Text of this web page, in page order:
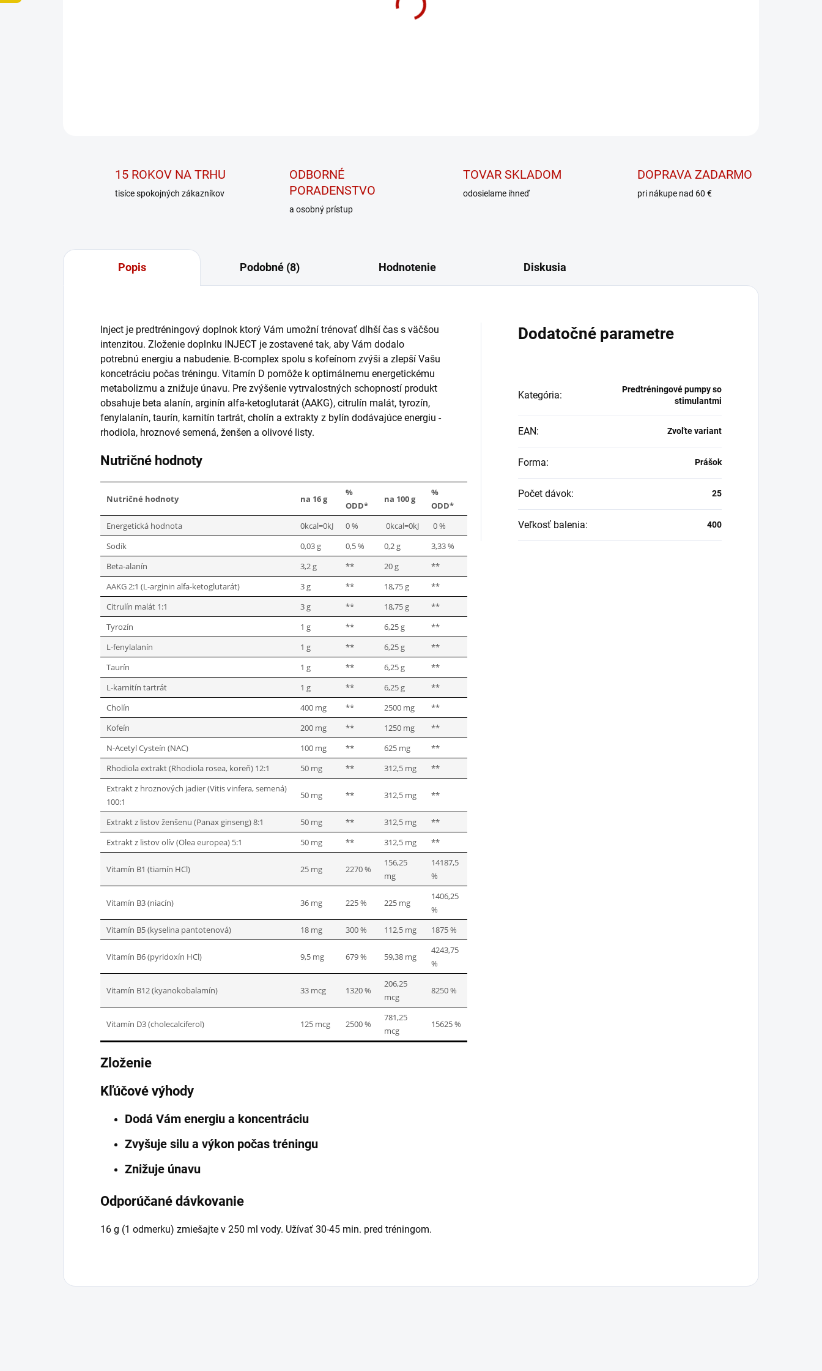
15 ROKOV NA TRHU
tisíce spokojných zákazníkov
ODBORNÉ
PORADENSTVO
a osobný prístup
TOVAR SKLADOM
odosielame ihneď
DOPRAVA ZADARMO
pri nákupe nad 60 €
Popis Podobné (8) Hodnotenie Diskusia
Inject je predtréningový doplnok ktorý Vám umožní trénovať dlhší čas s väčšou
intenzitou. Zloženie doplnku INJECT je zostavené tak, aby Vám dodalo
potrebnú energiu a nabudenie. B-complex spolu s kofeínom zvýši a zlepší Vašu
koncetráciu počas tréningu. Vitamín D pomôže k optimálnemu energetickému
metabolizmu a znižuje únavu. Pre zvýšenie vytrvalostných schopností produkt
obsahuje beta alanín, arginín alfa-ketoglutarát (AAKG), citrulín malát, tyrozín,
fenylalanín, taurín, karnitín tartrát, cholín a extrakty z bylín dodávajúce energiu -
rhodiola, hroznové semená, ženšen a olivové listy.
Nutričné hodnoty
Nutričné hodnoty na 16 g
%
ODD*
na 100 g
%
ODD*
Energetická hodnota
0kcal=0kJ 0 % 0kcal=0kJ
0 %
Sodík
0,03 g 0,5 % 0,2 g
3,33 %
Beta-alanín
3,2 g ** 20 g
**
AAKG 2:1 (L-arginin alfa-ketoglutarát)
3 g ** 18,75 g
**
Citrulín malát 1:1
3 g ** 18,75 g
**
Tyrozín
1 g ** 6,25 g
**
L-fenylalanín
1 g ** 6,25 g
**
Taurín
1 g ** 6,25 g
**
L-karnitín tartrát
1 g ** 6,25 g
**
Cholín
400 mg ** 2500 mg
**
Kofeín
200 mg ** 1250 mg
**
N-Acetyl Cysteín (NAC)
100 mg ** 625 mg
**
Rhodiola extrakt (Rhodiola rosea, koreň) 12:1
50 mg ** 312,5 mg
**
Extrakt z hroznových jadier (Vitis vinfera, semená)
100:1
50 mg ** 312,5 mg **
Extrakt z listov ženšenu (Panax ginseng) 8:1 50 mg ** 312,5 mg
**
Extrakt z listov olív (Olea europea) 5:1
50 mg ** 312,5 mg **
Vitamín B1 (tiamín HCl) 25 mg 2270 %
156,25
mg
14187,5
%
Vitamín B3 (niacín) 36 mg 225 % 225 mg
1406,25
%
Vitamín B5 (kyselina pantotenová)
18 mg 300 % 112,5 mg 1875 %
Vitamín B6 (pyridoxín HCl) 9,5 mg 679 % 59,38 mg
4243,75
%
Vitamín B12 (kyanokobalamín) 33 mcg 1320 %
206,25
mcg
8250 %
Vitamín D3 (cholecalciferol) 125 mcg 2500 %
781,25
mcg
15625 %
Zloženie
Kľúčové výhody
Dodá Vám energiu a koncentráciu
Zvyšuje silu a výkon počas tréningu
Znižuje únavu
Odporúčané dávkovanie
16 g (1 odmerku) zmiešajte v 250 ml vody. Užívať 30-45 min. pred tréningom.
Dodatočné parametre
Kategória:
Predtréningové pumpy so
stimulantmi
EAN: Zvoľte variant
Forma: Prášok
Počet dávok: 25
Veľkosť balenia: 400